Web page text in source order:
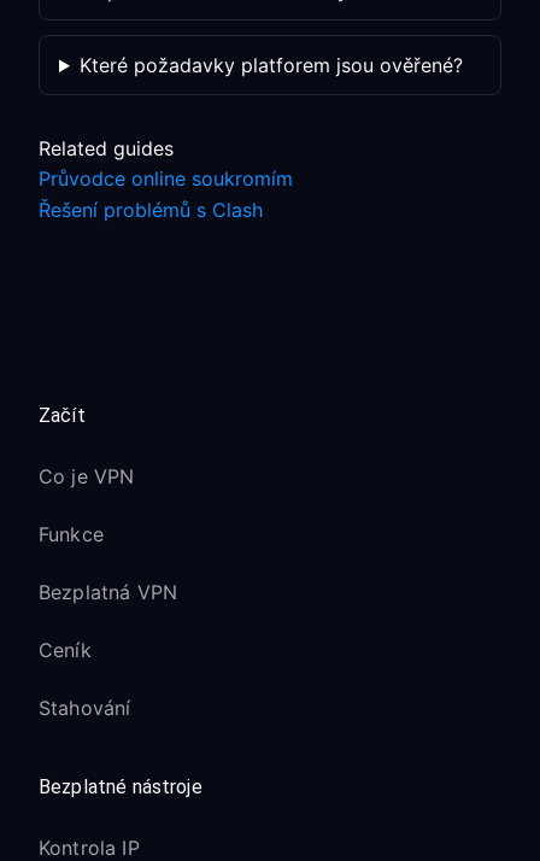
Které požadavky platforem jsou ověřené?
Related guides
Průvodce online soukromím
Řešení problémů s Clash
Začít
Co je VPN
Funkce
Bezplatná VPN
Ceník
Stahování
Bezplatné nástroje
Kontrola IP